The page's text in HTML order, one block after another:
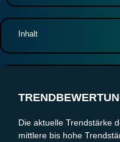
Inhalt
Trendbewertung
Zielzonen und mögliche
Die aktuelle Trendstärke
mittlere bis hohe